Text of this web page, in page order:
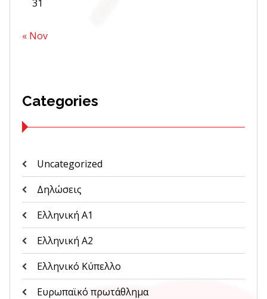
31
« Nov
Categories
Uncategorized
Δηλώσεις
Ελληνική Α1
Ελληνική Α2
Ελληνικό Κύπελλο
Ευρωπαϊκό πρωτάθλημα